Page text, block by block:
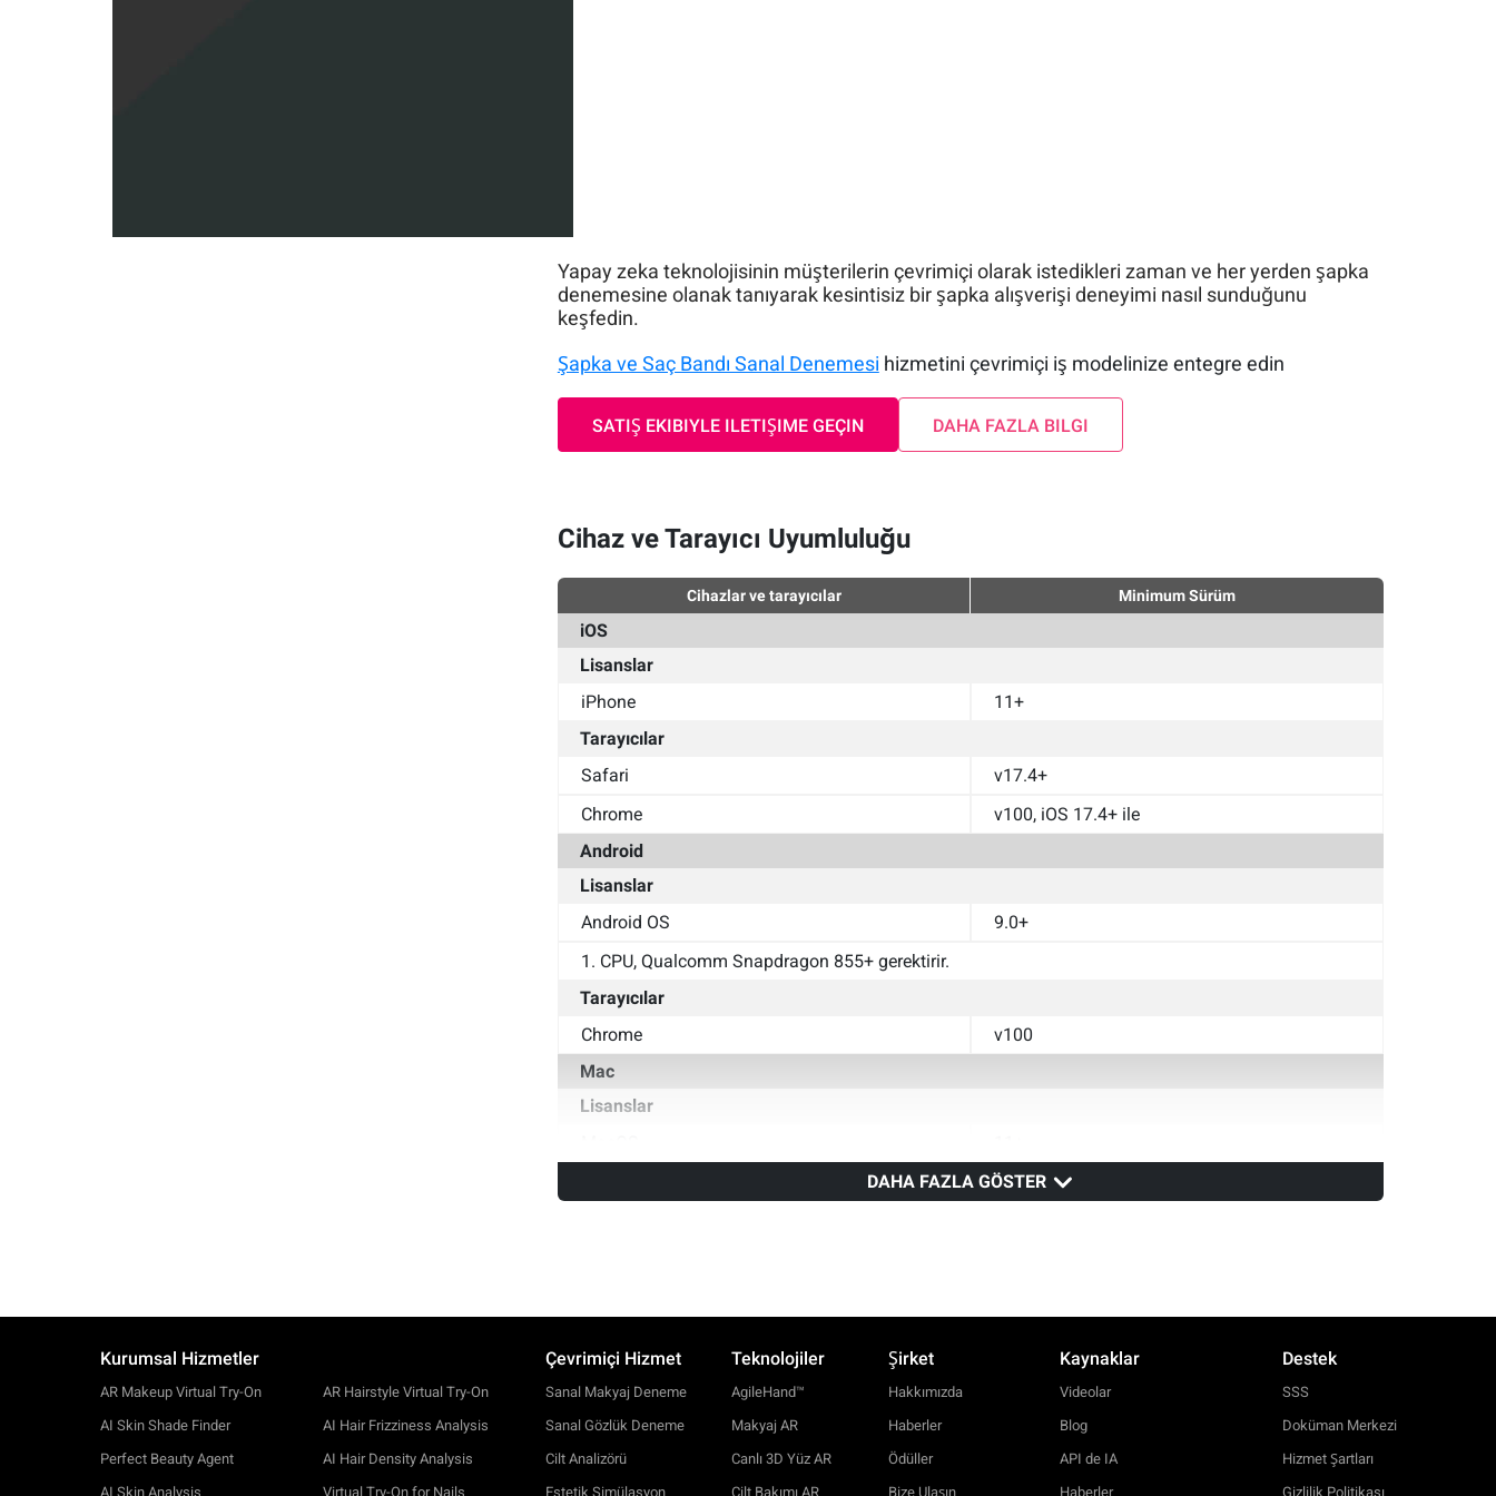
Yapay zeka teknolojisinin müşterilerin çevrimiçi olarak istedikleri zaman ve her yerden şapka
denemesine olanak tanıyarak kesintisiz bir şapka alışverişi deneyimi nasıl sunduğunu
keşfedin.
Şapka ve Saç Bandı Sanal Denemesi hizmetini çevrimiçi iş modelinize entegre edin
SATIŞ EKIBIYLE ILETIŞIME GEÇIN DAHA FAZLA BILGI
Cihaz ve Tarayıcı Uyumluluğu
Cihazlar ve tarayıcılar Minimum Sürüm
iOS
Lisanslar
iPhone
11+
Tarayıcılar
Safari
v17.4+
Chrome
v100, iOS 17.4+ ile
Android
Lisanslar
Android OS
9.0+
1. CPU, Qualcomm Snapdragon 855+ gerektirir.
Tarayıcılar
Chrome
v100
Mac
Lisanslar
DAHA FAZLA GÖSTER
Kurumsal Hizmetler
AR Makeup Virtual Try-On
AI Skin Shade Finder
Perfect Beauty Agent
AI Skin Analysis
AR Hairstyle Virtual Try-On
AI Hair Frizziness Analysis
AI Hair Density Analysis
Virtual Try-On for Nails
Çevrimiçi Hizmet
Sanal Makyaj Deneme
Sanal Gözlük Deneme
Cilt Analizörü
Estetik Simülasyon
Teknolojiler
AgileHand™
Makyaj AR
Canlı 3D Yüz AR
Cilt Bakımı AR
Şirket
Hakkımızda
Haberler
Ödüller
Bize Ulaşın
Kaynaklar
Videolar
Blog
API de IA
Haberler
Destek
SSS
Doküman Merkezi
Hizmet Şartları
Gizlilik Politikası